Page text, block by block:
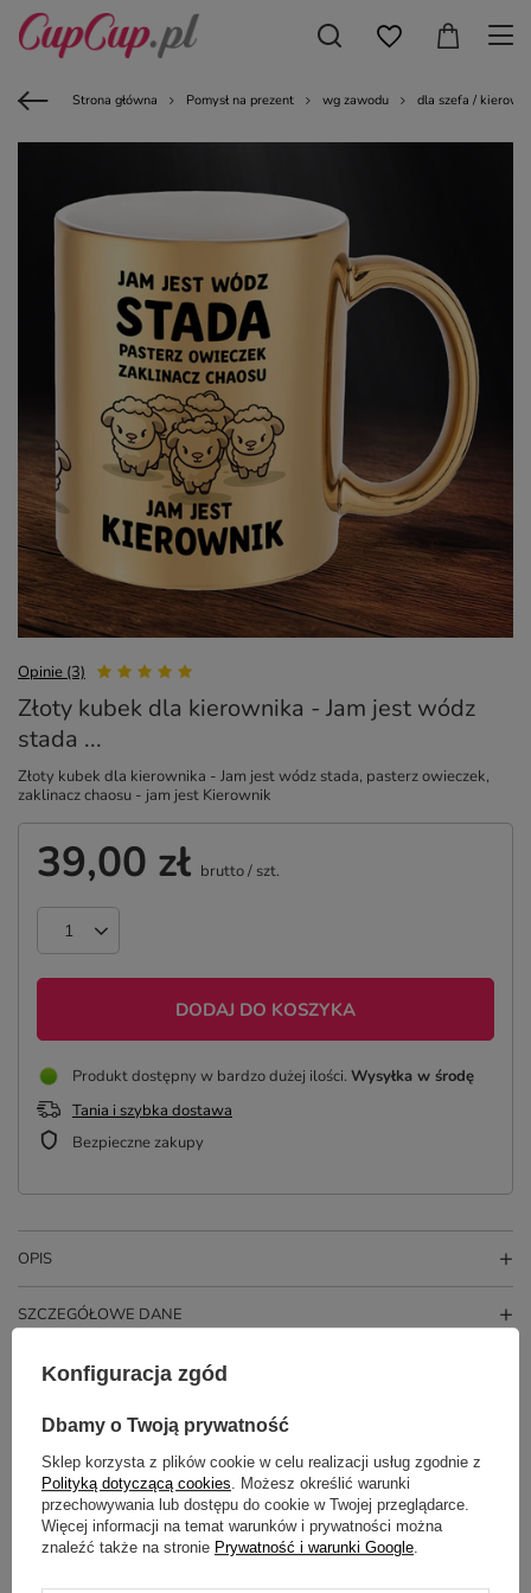
Strona główna Pomysł na prezent wg zawodu dla szefa /
Opinie (3)
Złoty kubek dla kierownika - Jam jest wódz
stada ...
Złoty kubek dla kierownika - Jam jest wódz stada, pasterz owieczek,
zaklinacz chaosu - jam jest Kierownik
39,00 zł brutto/ szt.
DODAJ DO KOSZYKA
Produkt dostępny w bardzo dużej ilości Wysyłka w środę
Tania i szybka dostawa
Bezpieczne zakupy
OPIS
SZCZEGÓŁOWE DANE
OPINIE (3)
Potrzebujesz pomocy? Masz pytania?
Zadaj pytanie a my odpowiemy
niezwłocznie, najciekawsze pytania i
odpowiedzi publikując dla innych.
ZADAJ PYTANIE
Konfiguracja zgód
Dbamy o Twoją prywatność
Sklep korzysta z plików cookie w celu realizacji usług zgodnie z
Polityką dotyczącą cookies. Możesz określić warunki
przechowywania lub dostępu do cookie w Twojej przeglądarce.
Więcej informacji na temat warunków i prywatności można
znaleźć także na stronie Prywatność i warunki Google.